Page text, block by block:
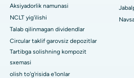
Janubiy Dehlidagi eng yaxshi ayollar
Aksiyadorlik namunasi
NCLT yig'ilishi
Talab qilinmagan dividendlar
Circular taklif garovsiz depozitlar
Tartibga solishning kompozit
sxemasi
olish to'g'risida e'lonlar